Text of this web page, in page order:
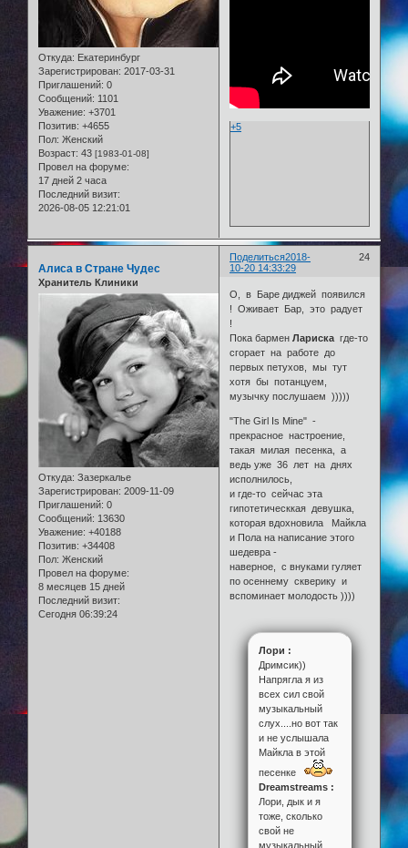
Откуда: Екатеринбург
Зарегистрирован: 2017-03-31
Приглашений: 0
Сообщений: 1101
Уважение: +3701
Позитив: +4655
Пол: Женский
Возраст: 43 [1983-01-08]
Провел на форуме:
17 дней 2 часа
Последний визит:
2026-08-05 12:21:01
+5
Поделиться 24
2018-
10-20 14:33:29
Алиса в Стране Чудес
Хранитель Клиники
Откуда: Зазеркалье
Зарегистрирован: 2009-11-09
Приглашений: 0
Сообщений: 13630
Уважение: +40188
Позитив: +34408
Пол: Женский
Провел на форуме:
8 месяцев 15 дней
Последний визит:
Сегодня 06:39:24
О, в Баре диджей появился
! Оживает Бар, это радует
!
Пока барменЛариска где-то
сгорает на работе до
первых петухов, мы тут
хотя бы потанцуем,
музычку послушаем )))))
"The Girl Is Mine" -
прекрасное настроение,
такая милая песенка, а
ведь уже 36 лет на днях
исполнилось,
и где-то сейчас эта
гипотетическкая девушка,
которая вдохновила Майкла
и Пола на написание этого
шедевра -
наверное, с внуками гуляет
по осеннему скверику и
вспоминает молодость ))))
Лори :
Дримсик))
Напрягла я из
всех сил свой
музыкальный
слух....но вот так
и не услышала
Майкла в этой
песенке
Dreamstreams :
Лори, дык и я
тоже, сколько
свой не
музыкальный